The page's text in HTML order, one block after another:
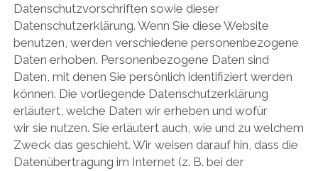
Datenschutzvorschriften sowie dieser
Datenschutzerklärung. Wenn Sie diese Website
benutzen, werden verschiedene personenbezogene
Daten erhoben. Personenbezogene Daten sind
Daten, mit denen Sie persönlich identifiziert werden
können. Die vorliegende Datenschutzerklärung
erläutert, welche Daten wir erheben und wofür
wir sie nutzen. Sie erläutert auch, wie und zu welchem
Zweck das geschieht. Wir weisen darauf hin, dass die
Datenübertragung im Internet (z. B. bei der